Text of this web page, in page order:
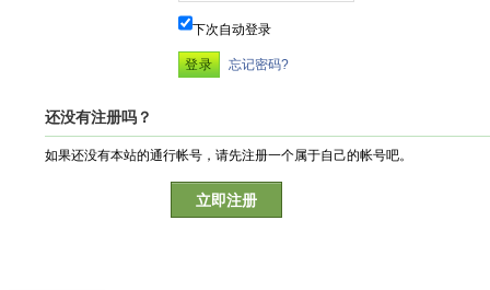
下次自动登录
忘记密码?
还没有注册吗？
如果还没有本站的通行帐号，请先注册一个属于自己的帐号吧。
立即注册